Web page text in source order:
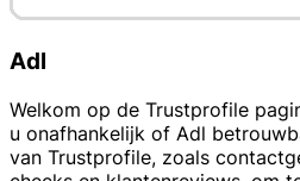
Adl
Welkom op de Trustprofile
u onafhankelijk of Adl
van Trustprofile, zoals